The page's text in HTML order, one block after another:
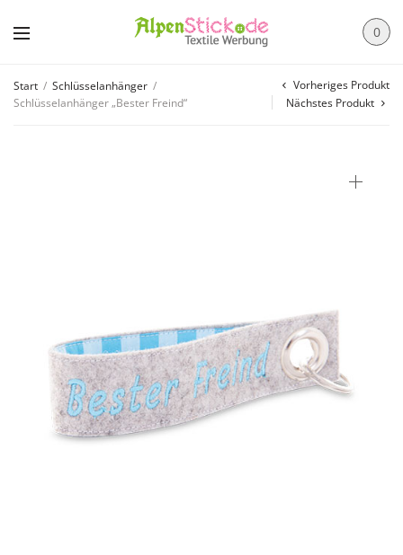
0
Start / Schlüsselanhänger /
Schlüsselanhänger „Bester Freind“
Vorheriges Produkt
Nächstes Produkt